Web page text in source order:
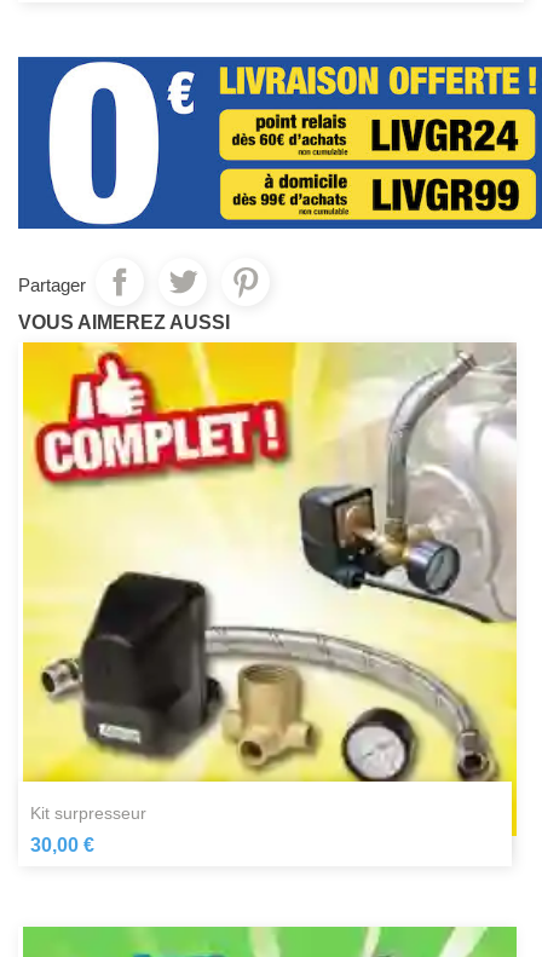
Partager
VOUS AIMEREZ AUSSI
kit surpresseur
30,00 €